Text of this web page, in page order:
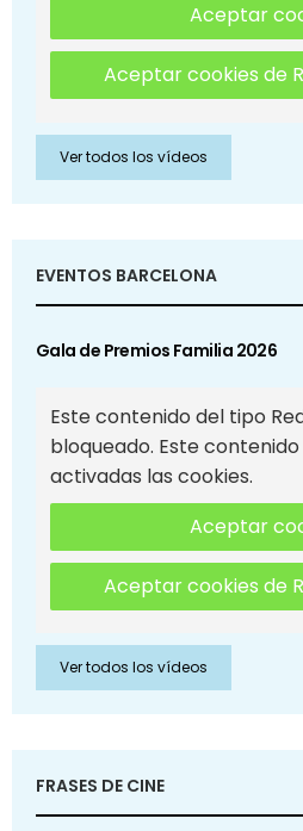
Aceptar
Aceptar cookies de
Ver todos los vídeos
EVENTOS BARCELONA
Gala de Premios Familia 2026
Este contenido del tipo
bloqueado. Este
activadas las cookies.
Aceptar
Aceptar cookies de
Ver todos los vídeos
FRASES DE CINE